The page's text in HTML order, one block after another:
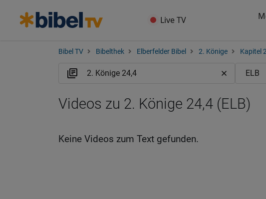
Live TV
Bibel TV Bibelthek Elberfelder Bibel 2. Könige Kapitel
Videos zu 2. Könige 24,4 (ELB)
Keine Videos zum Text gefunden.